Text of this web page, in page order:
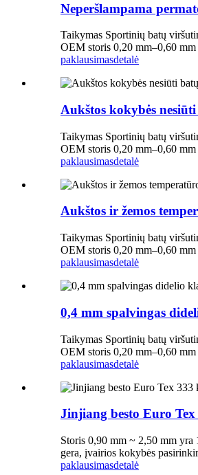
Neperšlampama
Taikymas Sportinių batų
OEM storis 0,20 mm–0,60
paklausimasdetalė
Aukštos kokybės
Taikymas Sportinių batų
OEM storis 0,20 mm–0,60
paklausimasdetalė
Aukštos ir žemos
Taikymas Sportinių batų
OEM storis 0,20 mm–0,60
paklausimasdetalė
0,4 mm spalvingas
Taikymas Sportinių batų
OEM storis 0,20 mm–0,60
paklausimasdetalė
Jinjiang besto Euro
Storis 0,90 mm ~ 2,50 mm
gera, įvairios kokybės
paklausimasdetalė